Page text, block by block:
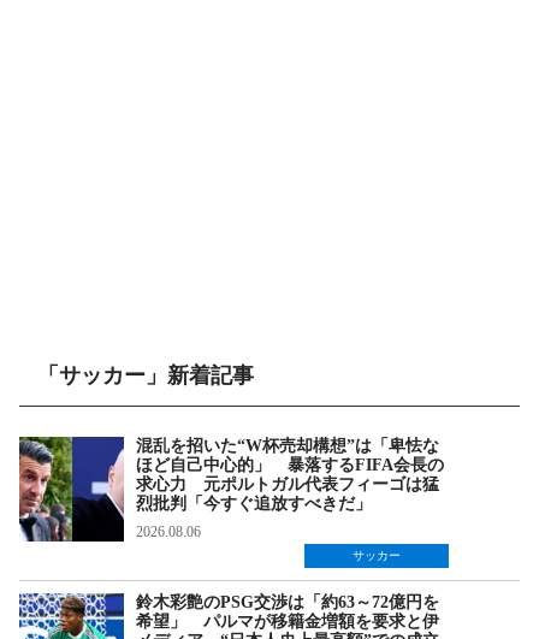
「サッカー」新着記事
混乱を招いた“W杯売却構想”は「卑怯な
ほど自己中心的」 暴落するFIFA会長の
求心力 元ポルトガル代表フィーゴは猛
烈批判「今すぐ追放すべきだ」
2026.08.06
サッカー
鈴木彩艶のPSG交渉は「約63～72億円を
希望」 パルマが移籍金増額を要求と伊